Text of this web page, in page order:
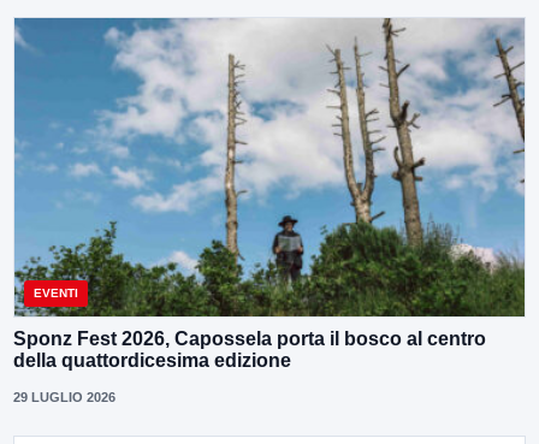
EVENTI
Sponz Fest 2026, Capossela porta il bosco al centro
della quattordicesima edizione
29 LUGLIO 2026